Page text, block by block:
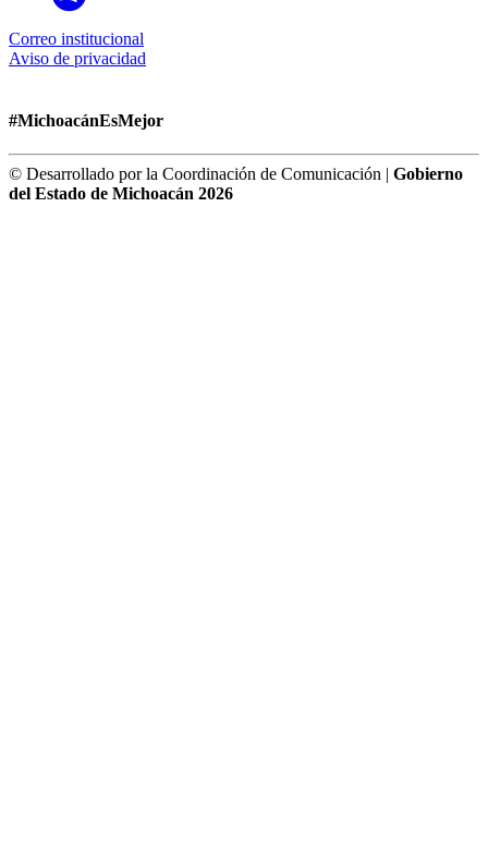
Correo institucional
Aviso de privacidad
#MichoacánEsMejor
© Desarrollado por la Coordinación de Comunicación | Gobierno
del Estado de Michoacán 2026